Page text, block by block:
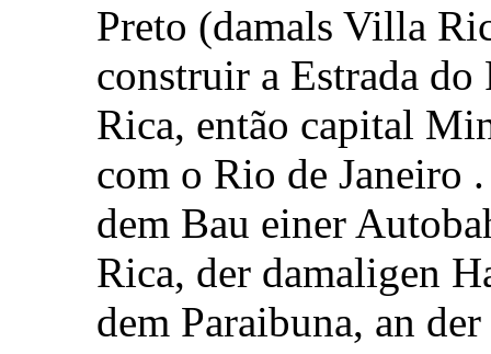
Preto (damals Villa
construir a Estrada
Rica, então capital
com o Rio de Janeiro
dem Bau einer
Rica, der damaligen
dem Paraibuna, an